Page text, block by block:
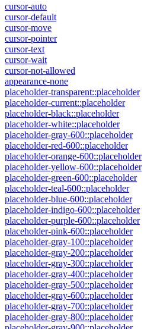
cursor-auto
cursor-default
cursor-move
cursor-pointer
cursor-text
cursor-wait
cursor-not-allowed
appearance-none
placeholder-transparent::placeholder
placeholder-current::placeholder
placeholder-black::placeholder
placeholder-white::placeholder
placeholder-gray-600::placeholder
placeholder-red-600::placeholder
placeholder-orange-600::placeholder
placeholder-yellow-600::placeholder
placeholder-green-600::placeholder
placeholder-teal-600::placeholder
placeholder-blue-600::placeholder
placeholder-indigo-600::placeholder
placeholder-purple-600::placeholder
placeholder-pink-600::placeholder
placeholder-gray-100::placeholder
placeholder-gray-200::placeholder
placeholder-gray-300::placeholder
placeholder-gray-400::placeholder
placeholder-gray-500::placeholder
placeholder-gray-600::placeholder
placeholder-gray-700::placeholder
placeholder-gray-800::placeholder